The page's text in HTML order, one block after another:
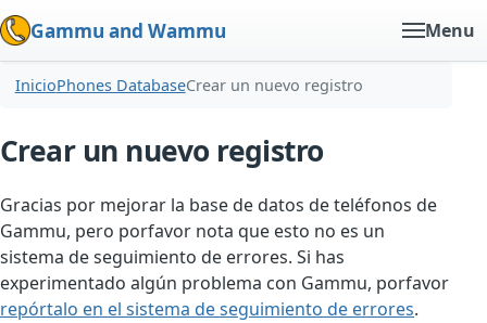
Gammu and Wammu Menu
InicioPhones DatabaseCrear un nuevo registro
Crear un nuevo registro
Gracias por mejorar la base de datos de teléfonos de
Gammu, pero porfavor nota que esto no es un
sistema de seguimiento de errores. Si has
experimentado algún problema con Gammu, porfavor
repórtalo en el sistema de seguimiento de errores.